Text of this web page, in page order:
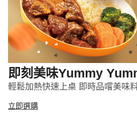
即刻美味Yummy
輕鬆加熱快速上桌 即時品嚐美味
立即選購